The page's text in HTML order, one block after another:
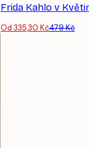
Frida Kahlo v
Od 335,30 Kč479 Kč